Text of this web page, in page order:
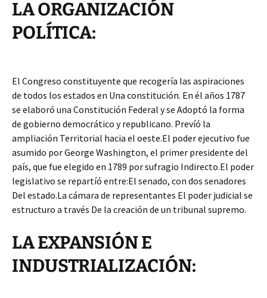
LA ORGANIZACIÓN
POLÍTICA:
El Congreso constituyente que recogería las aspiraciones
de todos los estados en Una constitución. En él años 1787
se elaboró una Constitución Federal y se Adoptó la forma
de gobierno democrático y republicano. Prevíó la
ampliación Territorial hacia el oeste.El poder ejecutivo fue
asumido por George Washington, el primer presidente del
país, que fue elegido en 1789 por sufragio Indirecto.El poder
legislativo se repartíó entre:El senado, con dos senadores
Del estado.La cámara de representantes El poder judicial se
estructuro a través De la creación de un tribunal supremo.
LA EXPANSIÓN E
INDUSTRIALIZACIÓN: